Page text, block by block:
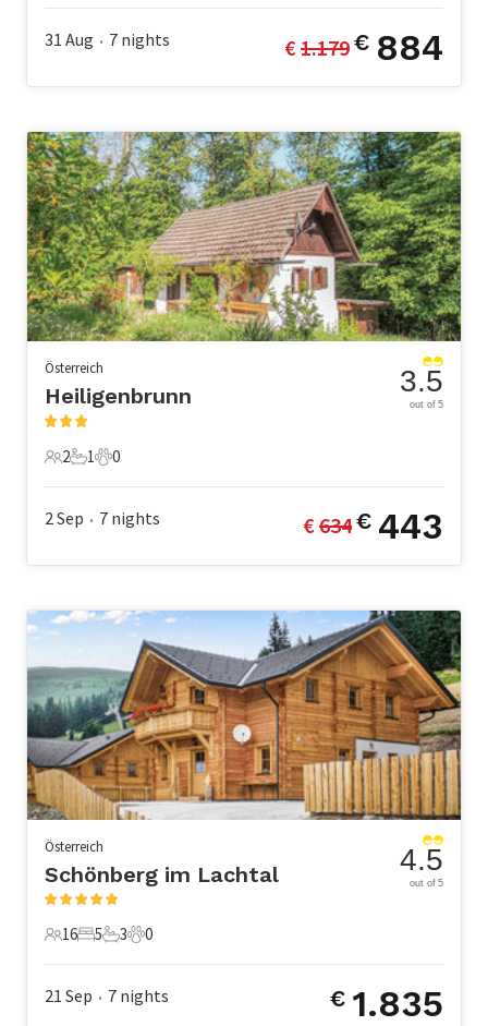
31 Aug • 7 nights € 1.179€ 884
Österreich
Heiligenbrunn
2 Gäste
2
1 Badezimmer
1
0 Haustiere
0
3.5
out of 5
2 Sep • 7 nights € 634€ 443
Österreich
Schönberg im Lachtal
16 Gäste
16
5 Schlafzimmer
5
3 Badezimmer
3
0 Haustiere
0
4.5
out of 5
21 Sep • 7 nights € 1.835